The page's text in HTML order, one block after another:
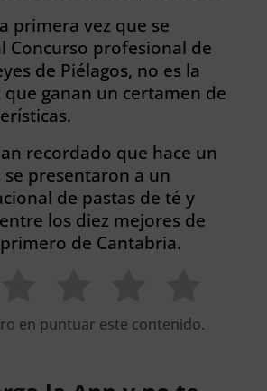
primera vez que se
Concurso profesional de
de Piélagos, no es la
ganan un certamen de
recordado que hace un
se presentaron a un
de pastas de té y
los diez mejores de
de Cantabria.
en puntuar este contenido.